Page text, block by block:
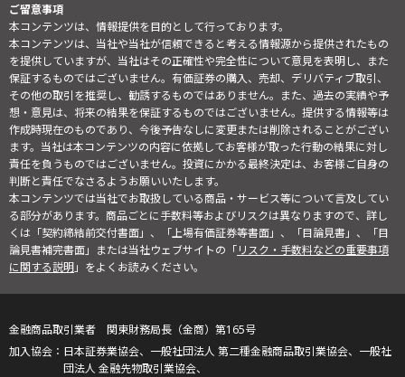
ご留意事項
本コンテンツは、情報提供を目的として行っております。
本コンテンツは、当社や当社が信頼できると考える情報源から提供されたもの
を提供していますが、当社はその正確性や完全性について意見を表明し、また
保証するものではございません。有価証券の購入、売却、デリバティブ取引、
その他の取引を推奨し、勧誘するものではありません。また、過去の実績や予
想・意見は、将来の結果を保証するものではございません。提供する情報等は
作成時現在のものであり、今後予告なしに変更または削除されることがござい
ます。当社は本コンテンツの内容に依拠してお客様が取った行動の結果に対し
責任を負うものではございません。投資にかかる最終決定は、お客様ご自身の
判断と責任でなさるようお願いいたします。
本コンテンツでは当社でお取扱している商品・サービス等について言及してい
る部分があります。商品ごとに手数料等およびリスクは異なりますので、詳し
くは「契約締結前交付書面」、「上場有価証券等書面」、「目論見書」、「目
論見書補完書面」または当社ウェブサイトの「リスク・手数料などの重要事項
に関する説明」をよくお読みください。
金融商品取引業者 関東財務局長（金商）第165号
日本証券業協会、一般社団法人 第二種金融商品取引業協会、一般社
団法人 金融先物取引業協会、